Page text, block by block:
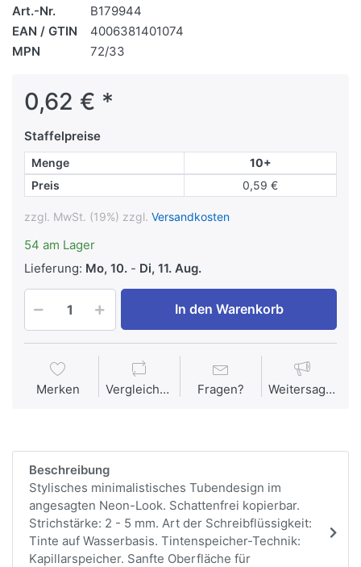
Art.-Nr.
B179944
EAN / GTIN
4006381401074
MPN
72/33
0,62 € *
Staffelpreise
Menge
10+
Preis
0,59 €
zzgl. MwSt. (19%) zzgl. Versandkosten
54 am Lager
Lieferung: Mo, 10. - Di, 11. Aug.
In den Warenkorb
Merken Vergleichen Fragen? Weitersagen
Beschreibung
Stylisches minimalistisches Tubendesign im
angesagten Neon-Look. Schattenfrei kopierbar.
Strichstärke: 2 - 5 mm. Art der Schreibflüssigkeit:
Tinte auf Wasserbasis. Tintenspeicher-Technik:
Kapillarspeicher. Sanfte Oberfläche für